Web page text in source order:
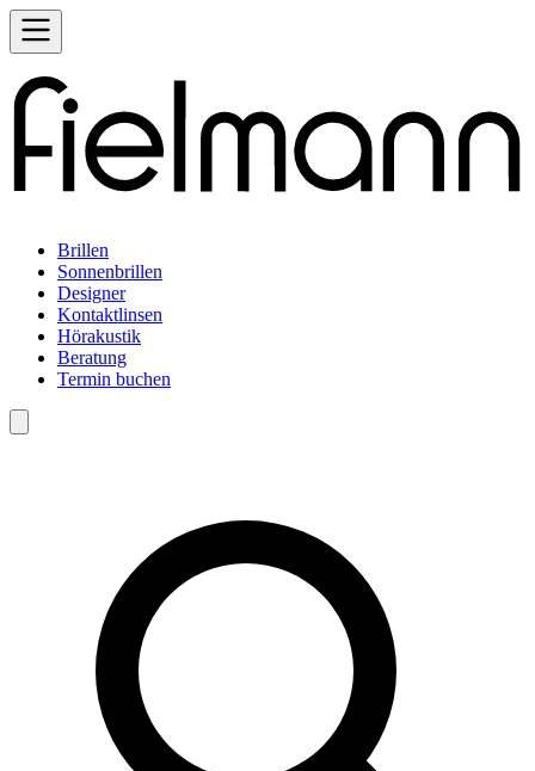
Brillen
Sonnenbrillen
Designer
Kontaktlinsen
Hörakustik
Beratung
Termin buchen